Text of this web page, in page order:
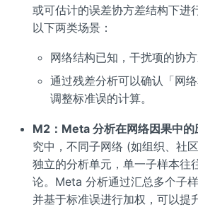
或可估计的误差协方差结构下进
以下两类场景：
网络结构已知，干扰项的协
通过残差分析可以确认「网
调整标准误的计算。
M2：Meta 分析在网络因果中的
究中，不同子网络 (如组织、社
独立的分析单元，单一子样本往
论。Meta 分析通过汇总多个子
并基于标准误进行加权，可以提